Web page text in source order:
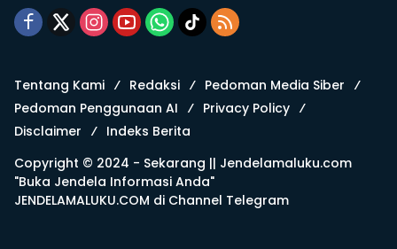
Tentang Kami Redaksi
Pedoman Media Siber
Pedoman Penggunaan AI
Privacy Policy
Disclaimer
Indeks Berita
Copyright © 2024 - Sekarang || Jendelamaluku.com
"Buka Jendela Informasi Anda"
JENDELAMALUKU.COM di Channel Telegram